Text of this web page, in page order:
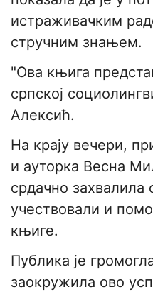
истраживачким
стручним знањем.
"Ова књига
српској
Алексић.
На крају вечери,
и ауторка Весна
срдачно захвалила
учествовали и
књиге.
Публика је
заокружила ово